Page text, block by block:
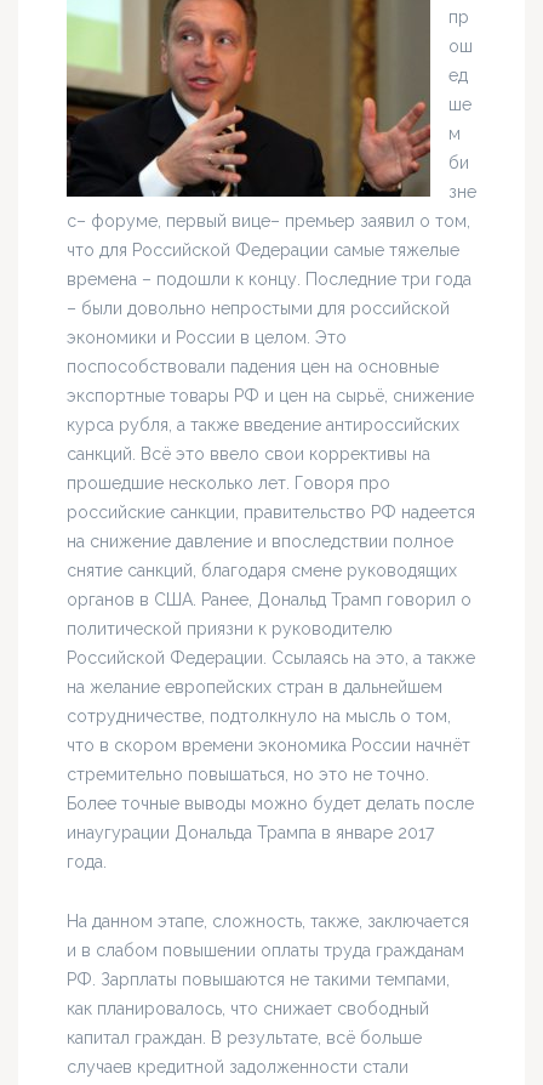
пр
ош
ед
ше
м
би
зне
с– форуме, первый вице– премьер заявил о том,
что для Российской Федерации самые тяжелые
времена – подошли к концу. Последние три года
– были довольно непростыми для российской
экономики и России в целом. Это
поспособствовали падения цен на основные
экспортные товары РФ и цен на сырьё, снижение
курса рубля, а также введение антироссийских
санкций. Всё это ввело свои коррективы на
прошедшие несколько лет. Говоря про
российские санкции, правительство РФ надеется
на снижение давление и впоследствии полное
снятие санкций, благодаря смене руководящих
органов в США. Ранее, Дональд Трамп говорил о
политической приязни к руководителю
Российской Федерации. Ссылаясь на это, а также
на желание европейских стран в дальнейшем
сотрудничестве, подтолкнуло на мысль о том,
что в скором времени экономика России начнёт
стремительно повышаться, но это не точно.
Более точные выводы можно будет делать после
инаугурации Дональда Трампа в январе 2017
года.
На данном этапе, сложность, также, заключается
и в слабом повышении оплаты труда гражданам
РФ. Зарплаты повышаются не такими темпами,
как планировалось, что снижает свободный
капитал граждан. В результате, всё больше
случаев кредитной задолженности стали